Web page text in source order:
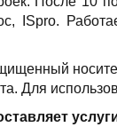
ISpro.
Для